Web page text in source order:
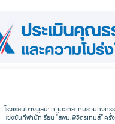
โรงเรียนบางมูลนากภูมิวิทยาคมร่วมกิจกร
แข่งขันกีฬานักเรียน “สพม.พิจิตรเกมส์” ครั้